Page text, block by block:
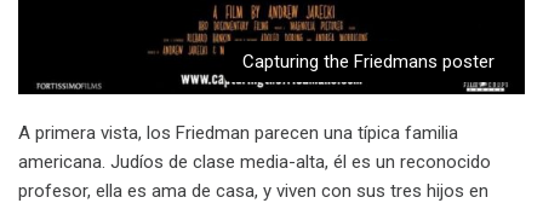
Capturing the Friedmans poster
A primera vista, los Friedman parecen una típica familia
americana. Judíos de clase media-alta, él es un reconocido
profesor, ella es ama de casa, y viven con sus tres hijos en